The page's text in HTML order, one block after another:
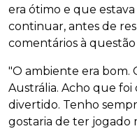
era ótimo e que
continuar, antes de
comentários à
"O ambiente era bom.
Austrália. Acho que foi
divertido. Tenho
gostaria de ter jogado